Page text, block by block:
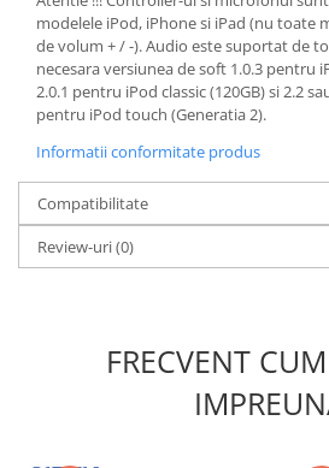
Iphone
IPOD
Lenovo
LG
Motorola
Nokia
Oppo
Samsung
Sony
modelele iPod, iPhone si iPad (nu toate
de volum + / -). Audio este suportat de
necesara versiunea de soft 1.0.3 pentru
2.0.1 pentru iPod classic (120GB) si 2.2
pentru iPod touch (Generatia 2).
Informatii conformitate produs
Compatibilitate
Review-uri(0)
FRECVENT